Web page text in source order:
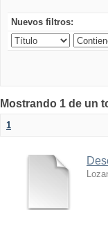
Nuevos filtros:
Mostrando 1 de un
1